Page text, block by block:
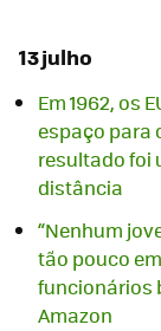
13 julho
Em 1962, os
espaço para
resultado foi
distância
“Nenhum
tão pouco
funcionários
Amazon